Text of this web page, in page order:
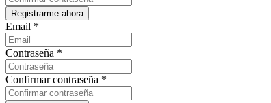
Email *
Contraseña *
Confirmar contraseña *